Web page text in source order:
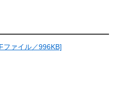
ファイル／996KB]